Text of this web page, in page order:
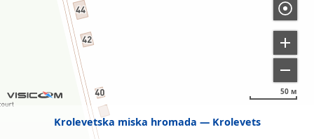
Krolevetska miska hromada Krolevets
50 м